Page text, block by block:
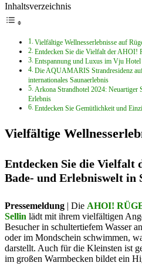
Inhaltsverzeichnis
Vielfältige Wellnesserlebnisse auf
Entdecken Sie die Vielfalt der AHOI!
Entspannung und Luxus im Vju Hotel
Die AQUAMARIS Strandresidenz
internationales Saunaerlebnis
Arkona Strandhotel 2024: Neuartiger
Erlebnis
Entdecken Sie Gemütlichkeit und
Vielfältige
Entdecken Sie die Vielfalt
Bade- und Erlebniswelt in
Pressemeldung | Die AHOI!
Sellin lädt mit ihrem vielfältigen
Besucher in schultertiefem Wasser
oder im Mondschein schwimmen,
darstellt. Auch für die Kleinsten ist
im großen Warmbecken bildet ein